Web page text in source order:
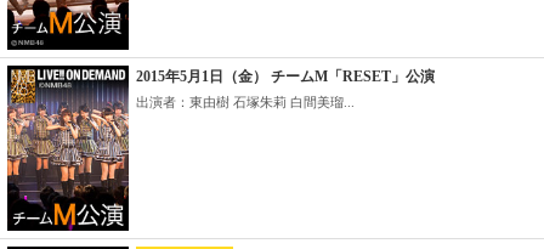
2015年5月1日（金） チームM「RESET」公演
出演者：東由樹 石塚朱莉 白間美瑠...